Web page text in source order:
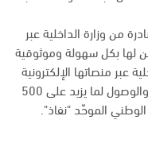
من وزارة الداخلية عبر
من 28 مليونًا، يمكن لها بكل سهولة وموثوقية
عبر منصاتها الإلكترونية
"أبشر أفراد، وأبشر أعمال، وأبشر حكومة"، والوصول لما يزيد على 500
الموحّد "نفاذ".